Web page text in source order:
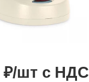
₽/шт с НДС